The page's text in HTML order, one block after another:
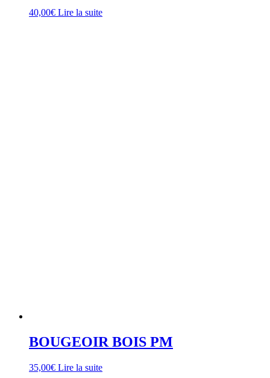
40,00€ Lire la suite
BOUGEOIR BOIS PM
35,00€ Lire la suite